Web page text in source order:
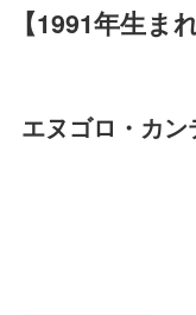
【1991年生ま
エヌゴロ・カ